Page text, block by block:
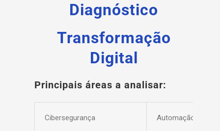
Diagnóstico
Transformação
Digital
Principais áreas a analisar:
Cibersegurança Automação